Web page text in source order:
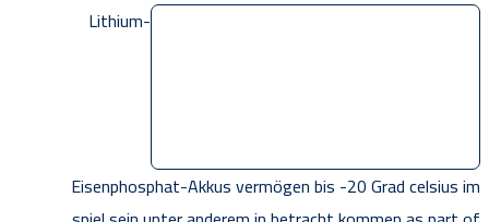
Lithium-
Eisenphosphat-Akkus vermögen bis -20 Grad celsius im